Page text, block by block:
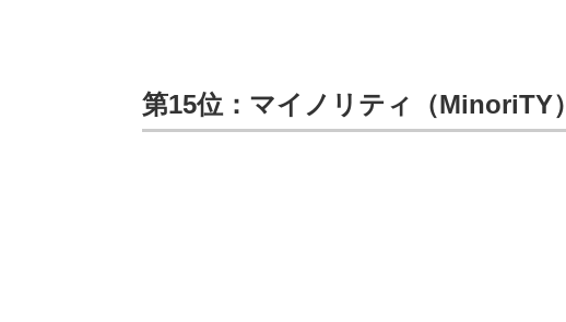
第15位：マイノリティ（MinoriTY）